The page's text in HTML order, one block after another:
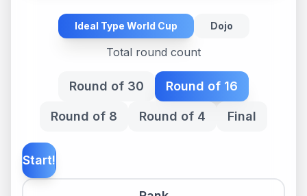
Ideal Type World Cup Dojo
Total round count
Round of 30 Round of 16
Round of 8 Round of 4 Final
Start!